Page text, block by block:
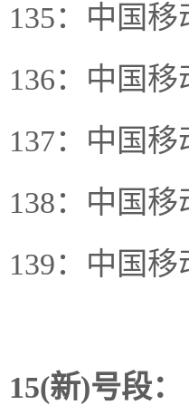
135：中国移
136：中国移
137：中国移
138：中国移
139：中国移
15(新)号段：